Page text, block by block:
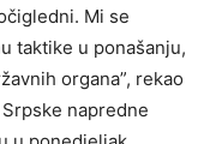
Mi se
taktike u ponašanju,
organa”, rekao
napredne